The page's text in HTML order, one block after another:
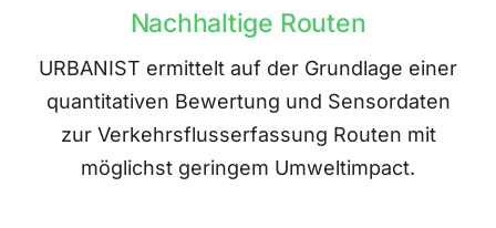
Nachhaltige Routen
URBANIST ermittelt auf der Grundlage einer
quantitativen Bewertung und Sensordaten
zur Verkehrsflusserfassung Routen mit
möglichst geringem Umweltimpact.